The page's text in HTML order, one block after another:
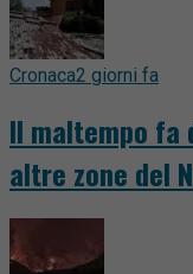
Cronaca2 giorni fa
Il maltempo fa
altre zone del